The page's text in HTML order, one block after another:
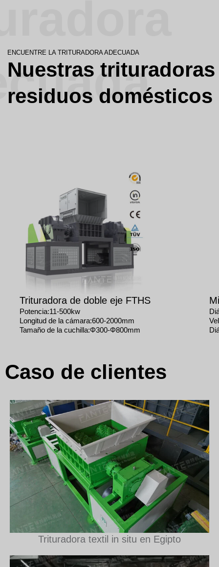
ENCUENTRE LA TRITURADORA ADECUADA
Nuestras
residuos domésticos
Trituradora de doble eje FTHS
Potencia:11-500kw
Longitud de la cámara:600-2000mm
Tamaño de la cuchilla:Φ300-Φ800mm
Caso de clientes
Trituradora textil in situ en Egipto